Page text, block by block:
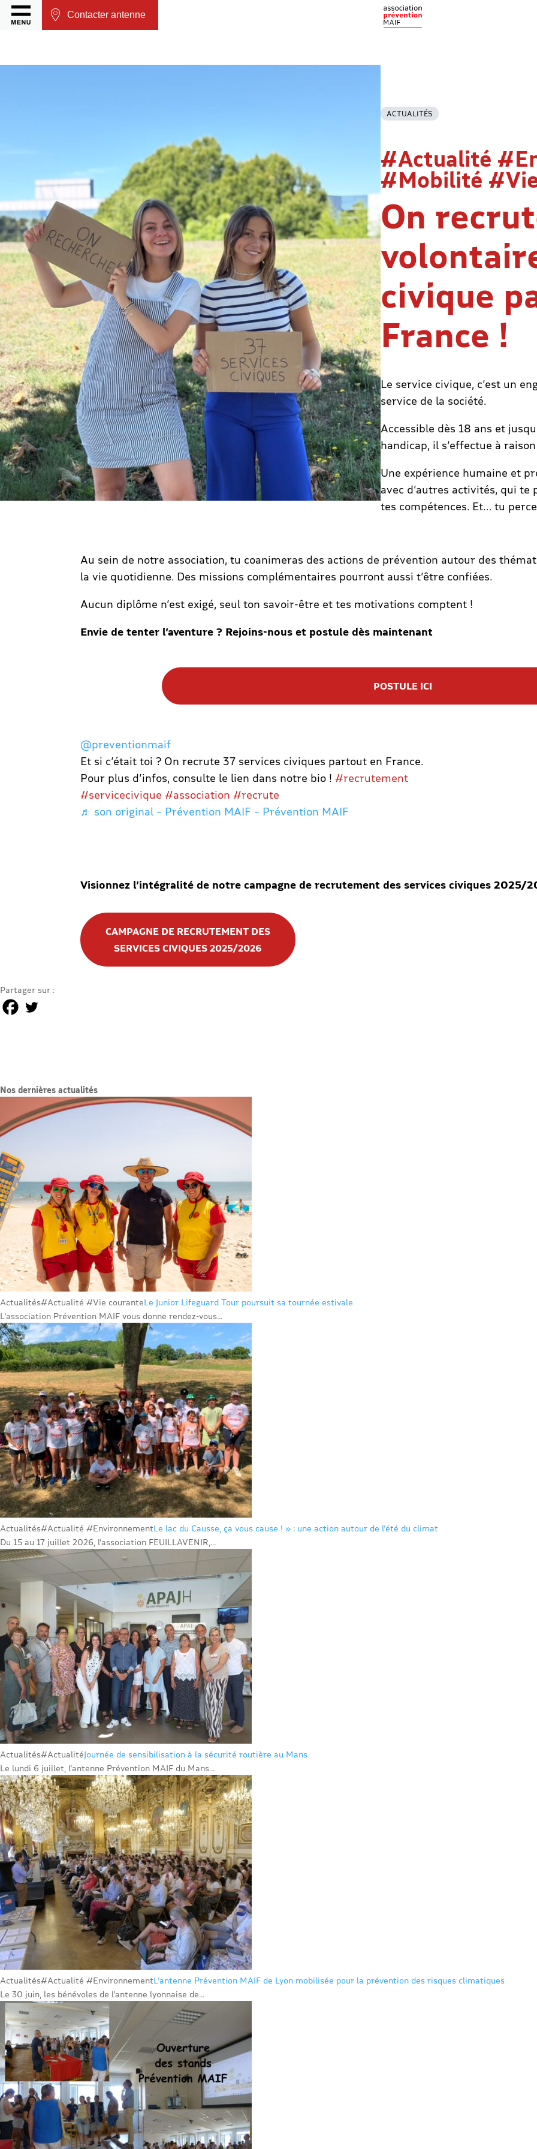
Contacter antenne
ACTUALITÉS
#Actualité
#Mobilité
On
civique
France !
Le service civique, c’est un
service de la société.
Accessible dès 18 ans et
handicap, il s’effectue à
Une expérience humaine et
avec d’autres activités, qui
tes compétences. Et… tu
Au sein de notre association, tu coanimeras des actions de prévention autour des
la vie quotidienne. Des missions complémentaires pourront aussi t’être confiées.
Aucun diplôme n’est exigé, seul ton savoir-être et tes motivations comptent !
Envie de tenter l’aventure ? Rejoins-nous et postule dès maintenant
POSTULE ICI
@preventionmaif
Et si c’était toi ? On recrute 37 services civiques partout en France.
Pour plus d’infos, consulte le lien dans notre bio !#recrutement
#servicecivique #association #recrute
♬ son original – Prévention MAIF – Prévention MAIF
Visionnez l’intégralité de notre campagne de recrutement des services civiques 2025/
CAMPAGNE DE RECRUTEMENT DES
SERVICES CIVIQUES 2025/2026
Partager sur :
Nos dernières actualités
Actualités#Actualité #Vie couranteLe Junior Lifeguard Tour poursuit sa tournée estivale
L’association Prévention MAIF vous donne rendez-vous...
Actualités#Actualité #EnvironnementLe lac du Causse, ça vous cause ! » : une action autour de l’été du climat
Du 15 au 17 juillet 2026, l’association FEUILLAVENIR,...
Actualités#ActualitéJournée de sensibilisation à la sécurité routière au Mans
Le lundi 6 juillet, l’antenne Prévention MAIF du Mans...
Actualités#Actualité #EnvironnementL’antenne Prévention MAIF de Lyon mobilisée pour la prévention des risques climatiques
Le 30 juin, les bénévoles de l’antenne lyonnaise de...